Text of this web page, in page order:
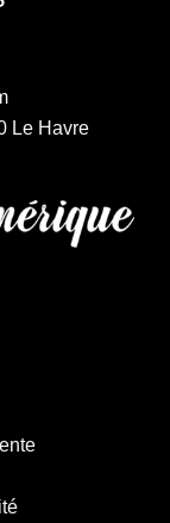
Le Havre